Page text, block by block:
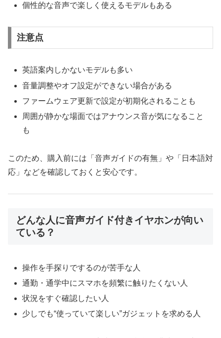
個性的な音声で楽しく使えるモデルもある
注意点
英語案内しかないモデルも多い
音量調整やオフ設定ができない場合がある
ファームウェア更新で設定が初期化されることも
周囲が静かな場面ではアナウンス音が気になること
も
このため、購入前には「音声ガイドの有無」や「日本語対
応」などを確認しておくと安心です。
どんな人に音声ガイド付きイヤホンが向い
ている？
操作を手探りでするのが苦手な人
通勤・通学中にスマホを頻繁に触りたくない人
状況をすぐ確認したい人
少しでも“使っていて楽しい”ガジェットを求める人